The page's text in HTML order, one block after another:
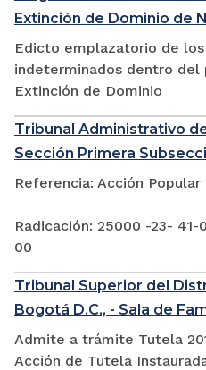
Extinción de Dominio de
Edicto emplazatorio de
indeterminados dentro del
Extinción de Dominio
Tribunal Administrativo
Sección Primera
Referencia: Acción Popular
Radicación: 25000 -23- 41-
00
Tribunal Superior del
Bogotá D.C., - Sala de
Admite a trámite Tutela
Acción de Tutela